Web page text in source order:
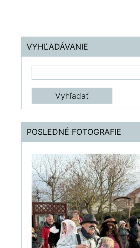
VYHĽADÁVANIE
POSLEDNÉ FOTOGRAFIE